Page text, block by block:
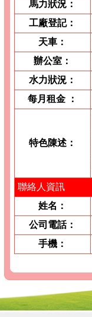
馬力狀況：
工廠登記：
天車：
辦公室：
水力狀況：
每月租金 ：
特色陳述：
聯絡人資訊
姓名：
公司電話：
手機：